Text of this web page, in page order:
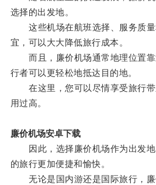
选择的出发地。
这些机场在航班选择、服务质量
宜，可以大大降低旅行成本。
而且，廉价机场通常地理位置靠
行者可以更轻松地抵达目的地。
在这里，您可以尽情享受旅行带
用过高。
廉价机场安卓下载
因此，选择廉价机场作为出发地
的旅行更加便捷和愉快。
无论是国内游还是国际旅行，廉